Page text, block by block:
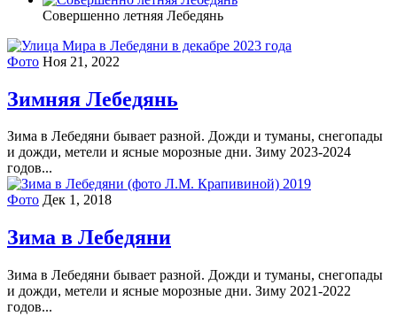
Совершенно летняя Лебедянь
Фото Ноя 21, 2022
Зимняя Лебедянь
Зима в Лебедяни бывает разной. Дожди и туманы, снегопады
и дожди, метели и ясные морозные дни. Зиму 2023-2024
годов...
Фото Дек 1, 2018
Зима в Лебедяни
Зима в Лебедяни бывает разной. Дожди и туманы, снегопады
и дожди, метели и ясные морозные дни. Зиму 2021-2022
годов...